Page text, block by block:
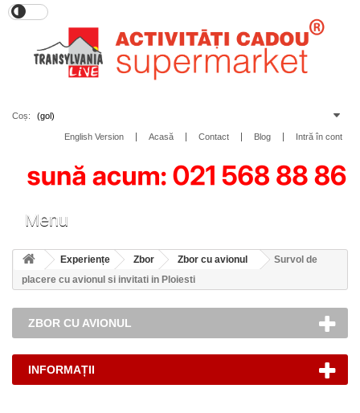
Coș: (gol)
Intră în cont
Blog
Contact
Acasă
English Version
Menu
Experiențe Zbor Zbor cu avionul
Survol de
placere cu avionul si invitati in Ploiesti
ZBOR CU AVIONUL
INFORMAȚII